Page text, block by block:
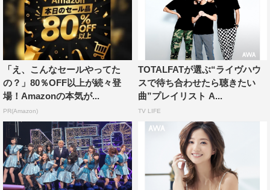
03. ズルい女／シャ乱Q
04. Hello! Orange Sunshine／JUDY AND MARY
05. 深紫伝説／王様
06. BELOVED／GLAY
07. HEART of SWORD／T.M.Revolution
08. WHITE BREATH／T.M.Revolution
09. B・BLUE／BOOWY
10. PIECES OF A DREAM／CHEMISTRY
11. うしろゆびさされ組／うしろゆびさされ組
12. 渚の『・・・・・』／うしろゆびさされ組
13. ピ / オメでたい頭でなにより
「え、こんなセールやってた
の？」80％OFF以上が続々登
場！Amazonの本気が...
PR(Amazon)
TOTALFATが選ぶ“ライヴハウ
スで待ち合わせたら聴きたい
曲”プレイリスト A...
TV LIFE